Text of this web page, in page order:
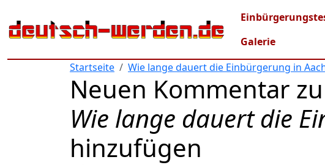
Main
Galerie
Startseite
Wie lange dauert die Einbürgerung in
Neuen Kommentar zu
Wie lange dauert die
hinzufügen